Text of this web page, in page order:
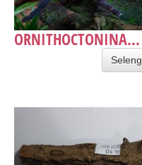
ORNITHOCTONINA...